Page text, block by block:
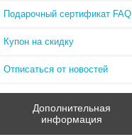
Подарочный сертификат FAQ
Купон на скидку
Отписаться от новостей
Дополнительная
информация